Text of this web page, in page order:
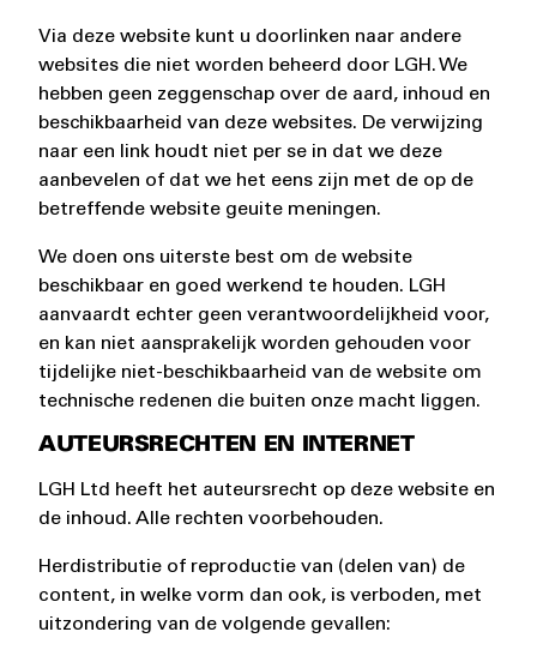
Via deze website kunt u doorlinken naar andere
websites die niet worden beheerd door LGH. We
hebben geen zeggenschap over de aard, inhoud en
beschikbaarheid van deze websites. De verwijzing
naar een link houdt niet per se in dat we deze
aanbevelen of dat we het eens zijn met de op de
betreffende website geuite meningen.
We doen ons uiterste best om de website
beschikbaar en goed werkend te houden. LGH
aanvaardt echter geen verantwoordelijkheid voor,
en kan niet aansprakelijk worden gehouden voor
tijdelijke niet-beschikbaarheid van de website om
technische redenen die buiten onze macht liggen.
AUTEURSRECHTEN EN INTERNET
LGH Ltd heeft het auteursrecht op deze website en
de inhoud. Alle rechten voorbehouden.
Herdistributie of reproductie van (delen van) de
content, in welke vorm dan ook, is verboden, met
uitzondering van de volgende gevallen: